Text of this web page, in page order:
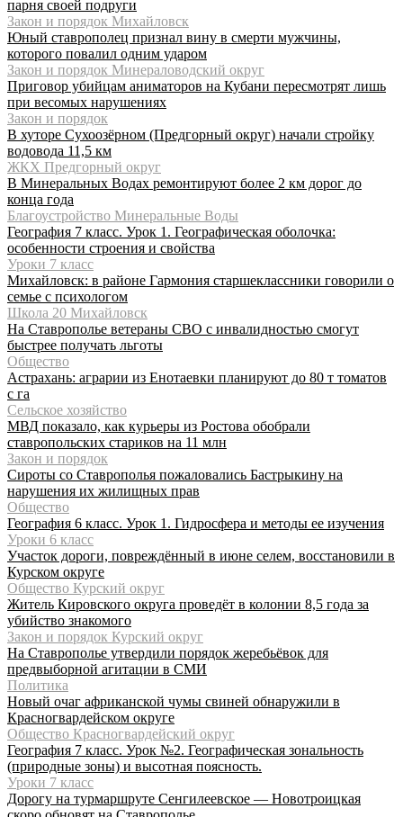
парня своей подруги
Закон и порядок Михайловск
Юный ставрополец признал вину в смерти мужчины,
которого повалил одним ударом
Закон и порядок Минераловодский округ
Приговор убийцам аниматоров на Кубани пересмотрят лишь
при весомых нарушениях
Закон и порядок
В хуторе Сухоозёрном (Предгорный округ) начали стройку
водовода 11,5 км
ЖКХ Предгорный округ
В Минеральных Водах ремонтируют более 2 км дорог до
конца года
Благоустройство Минеральные Воды
География 7 класс. Урок 1. Географическая оболочка:
особенности строения и свойства
Уроки 7 класс
Михайловск: в районе Гармония старшеклассники говорили о
семье с психологом
Школа 20 Михайловск
На Ставрополье ветераны СВО с инвалидностью смогут
быстрее получать льготы
Общество
Астрахань: аграрии из Енотаевки планируют до 80 т томатов
с га
Сельское хозяйство
МВД показало, как курьеры из Ростова обобрали
ставропольских стариков на 11 млн
Закон и порядок
Сироты со Ставрополья пожаловались Бастрыкину на
нарушения их жилищных прав
Общество
География 6 класс. Урок 1. Гидросфера и методы ее изучения
Уроки 6 класс
Участок дороги, повреждённый в июне селем, восстановили в
Курском округе
Общество Курский округ
Житель Кировского округа проведёт в колонии 8,5 года за
убийство знакомого
Закон и порядок Курский округ
На Ставрополье утвердили порядок жеребьёвок для
предвыборной агитации в СМИ
Политика
Новый очаг африканской чумы свиней обнаружили в
Красногвардейском округе
Общество Красногвардейский округ
География 7 класс. Урок №2. Географическая зональность
(природные зоны) и высотная поясность.
Уроки 7 класс
Дорогу на турмаршруте Сенгилеевское — Новотроицкая